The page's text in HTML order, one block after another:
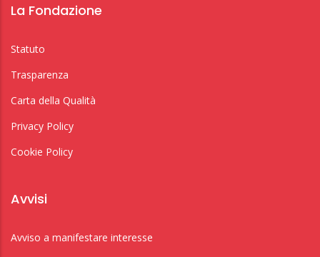
La Fondazione
Statuto
Trasparenza
Carta della Qualità
Privacy Policy
Cookie Policy
Avvisi
Avviso a manifestare interesse